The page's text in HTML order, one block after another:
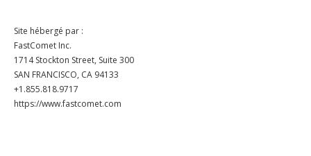
Site hébergé par :
FastComet Inc.
1714 Stockton Street, Suite 300
SAN FRANCISCO, CA 94133
+1.855.818.9717
https://www.fastcomet.com